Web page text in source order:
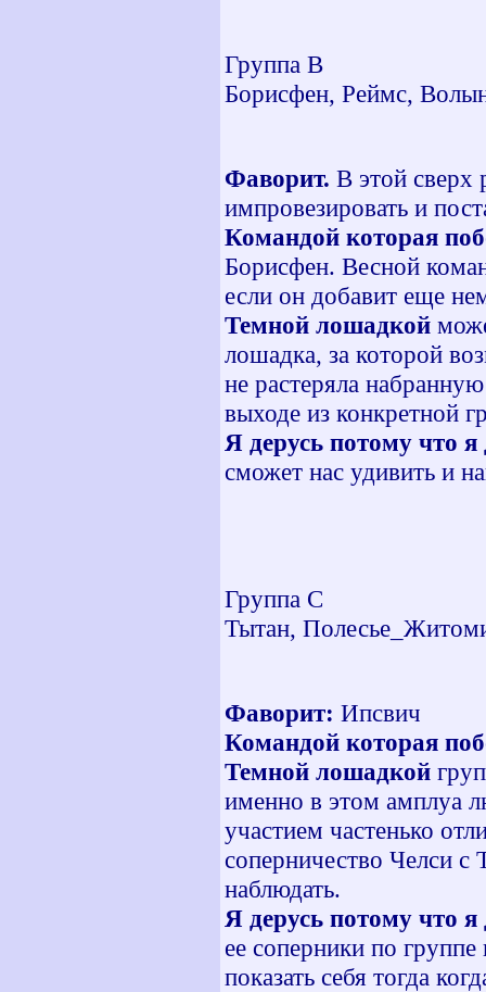
Группа В
Борисфен, Реймс,
Фаворит. В этой сверх
импровезировать и
Командой которая
Борисфен. Весной
если он добавит еще
Темной лошадкой
лошадка, за которой
не растеряла
выходе из конкретной
Я дерусь потому что я
сможет нас удивить и
Группа С
Тытан,
Фаворит: Ипсвич
Командой которая
Темной лошадкой
именно в этом амплуа
участием частенько
соперничество Челси с
наблюдать.
Я дерусь потому что я
ее соперники по
показать себя тогда